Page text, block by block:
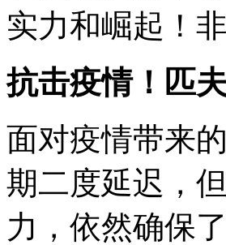
实力和崛起！
抗击疫情！匹
面对疫情带来
期二度延迟，
力，依然确保